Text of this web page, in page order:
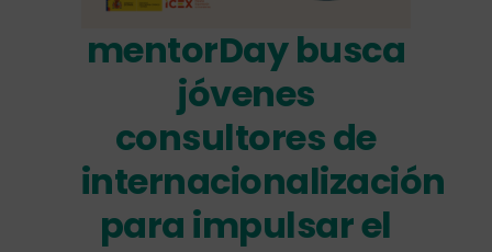
mentorDay busca
jóvenes
consultores de
internacionalización
para impulsar el